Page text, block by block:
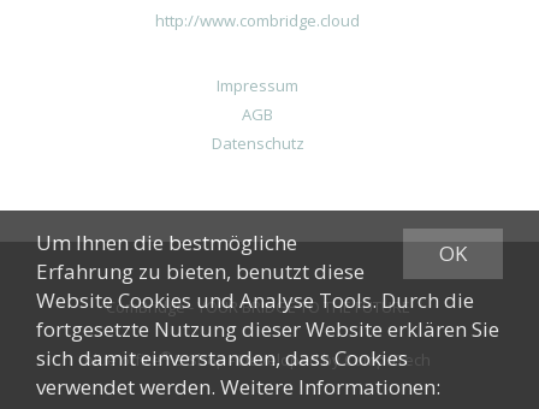
http://www.combridge.cloud
Impressum
AGB
Datenschutz
ComBridge - YOUR BRIDGE TO THE FUTURE
blue office®E-Shop - Developed byCompuTech
OK
Um Ihnen die bestmögliche
Erfahrung zu bieten, benutzt diese
Website Cookies und Analyse Tools. Durch die
fortgesetzte Nutzung dieser Website erklären Sie
sich damit einverstanden, dass Cookies
verwendet werden. Weitere Informationen: